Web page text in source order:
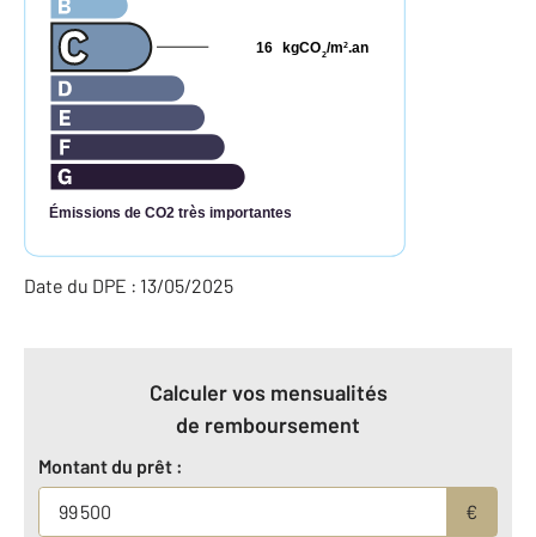
Émissions de CO2 très importantes
kgCO2/m2.an
16
Date du DPE : 13/05/2025
Calculer vos mensualités
de remboursement
Montant du prêt :
€